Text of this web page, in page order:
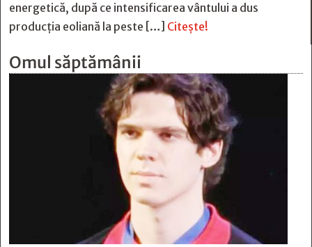
energetică, după ce intensificarea vântului a dus
producția eoliană la peste […] Citește!
Omul săptămânii